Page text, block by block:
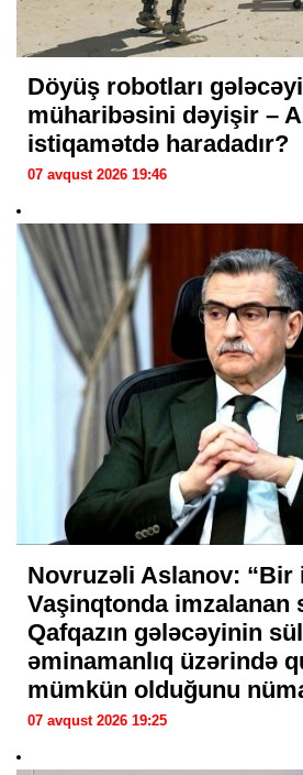
Döyüş robotları
müharibəsini dəyişir –
istiqamətdə haradadır?
07 avqust 2026 19:46
Novruzəli Aslanov: “Bir
Vaşinqtonda imzalanan
Qafqazın gələcəyinin
əminamanlıq üzərində
mümkün olduğunu
07 avqust 2026 19:25